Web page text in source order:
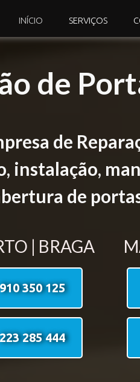
INÍCIO SERVIÇOS
de
de
instalação,
de
| BRAGA
910 350 125
223 285 444